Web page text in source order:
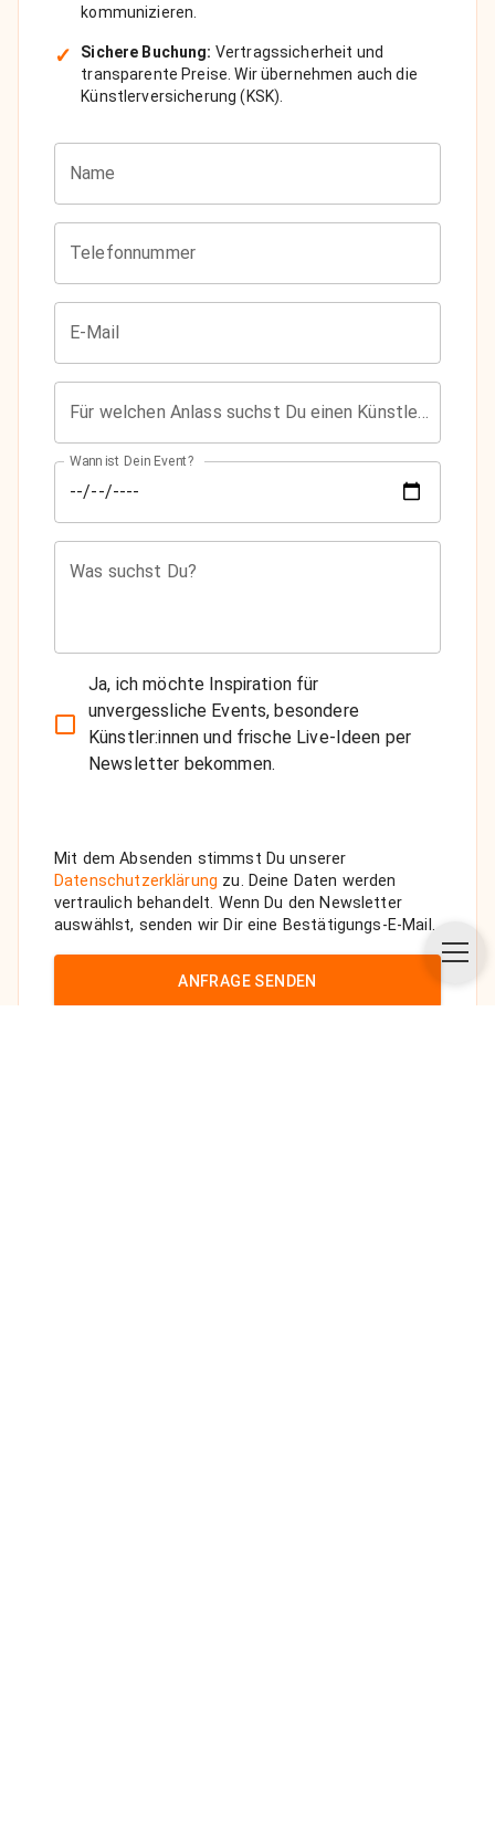
kommunizieren.
✓ Sichere Buchung: Vertragssicherheit und
transparente Preise. Wir übernehmen auch die
Künstlerversicherung (KSK).
Name
Telefonnummer
E-Mail
Wann ist Dein Event?
Was suchst Du?
Ja, ich möchte Inspiration für
unvergessliche Events, besondere
Künstler:innen und frische Live-Ideen per
Newsletter bekommen.
Mit dem Absenden stimmst Du unserer
Datenschutzerklärung zu. Deine Daten werden
vertraulich behandelt. Wenn Du den Newsletter
auswählst, senden wir Dir eine Bestätigungs-E-Mail.
ANFRAGE SENDEN